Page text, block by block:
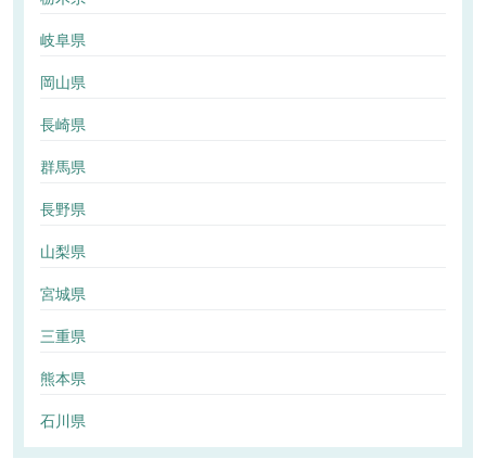
岐阜県
岡山県
長崎県
群馬県
長野県
山梨県
宮城県
三重県
熊本県
石川県